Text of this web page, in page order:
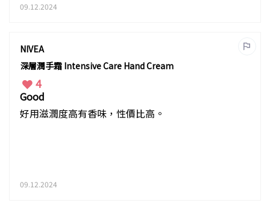
09.12.2024
NIVEA
深層潤手霜 Intensive Care Hand Cream
4
Good
好用滋潤度高有香味，性價比高。
09.12.2024